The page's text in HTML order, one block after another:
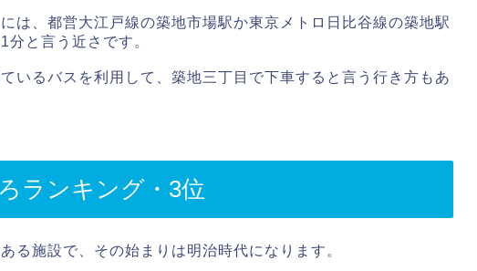
は、都営大江戸線の築地市場駅か東京メトロ日比谷線の築地駅
分と言う近さです。
いるバスを利用して、築地三丁目で下車すると言う行き方もあ
ランキング・3位
る施設で、その始まりは明治時代になります。